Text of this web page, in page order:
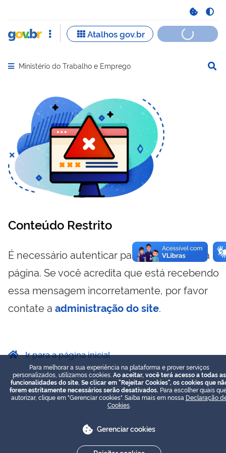
Abrir menu principal de navegação
Ministério do Trabalho e Emprego
Conteúdo Restrito
É necessário autenticar para visualizar essa
página. Se você acredita que está recebendo
essa mensagem incorretamente, por favor
contate a administração do site.
Ir para a página inicial
Para melhorar a sua experiência na plataforma e prover serviços
personalizados, utilizamos cookies. Ao aceitar, você terá acesso a todas as
funcionalidades do site. Se clicar em "Rejeitar Cookies", os cookies que
forem estritamente necessários serão desativados. Para escolher quais
autorizar, clique em "Gerenciar cookies". Saiba mais em nossa Declaração
Cookies
Gerenciar cookies